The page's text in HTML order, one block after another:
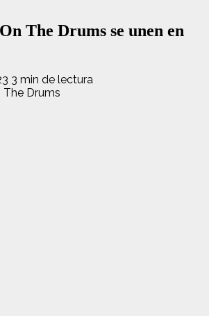
The Drums se unen en
3 min de lectura